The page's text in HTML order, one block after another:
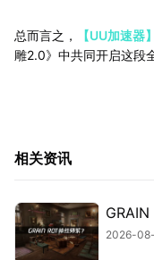
总而言之， 【UU加速器】
雕2.0》中共同开启这段
相关资讯
2026-